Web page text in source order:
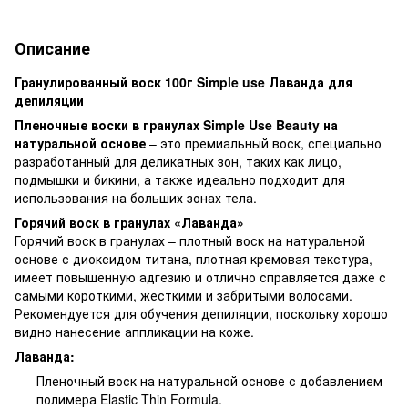
Описание
Гранулированный воск 100г Simple use Лаванда для
депиляции
Пленочные воски в гранулах Simple Use Beauty на
натуральной основе – это премиальный воск, специально
разработанный для деликатных зон, таких как лицо,
подмышки и бикини, а также идеально подходит для
использования на больших зонах тела.
Горячий воск в гранулах «Лаванда»
Горячий воск в гранулах – плотный воск на натуральной
основе с диоксидом титана, плотная кремовая текстура,
имеет повышенную адгезию и отлично справляется даже с
самыми короткими, жесткими и забритыми волосами.
Рекомендуется для обучения депиляции, поскольку хорошо
видно нанесение аппликации на коже.
Лаванда:
Пленочный воск на натуральной основе с добавлением
полимера Elastic Thin Formula.